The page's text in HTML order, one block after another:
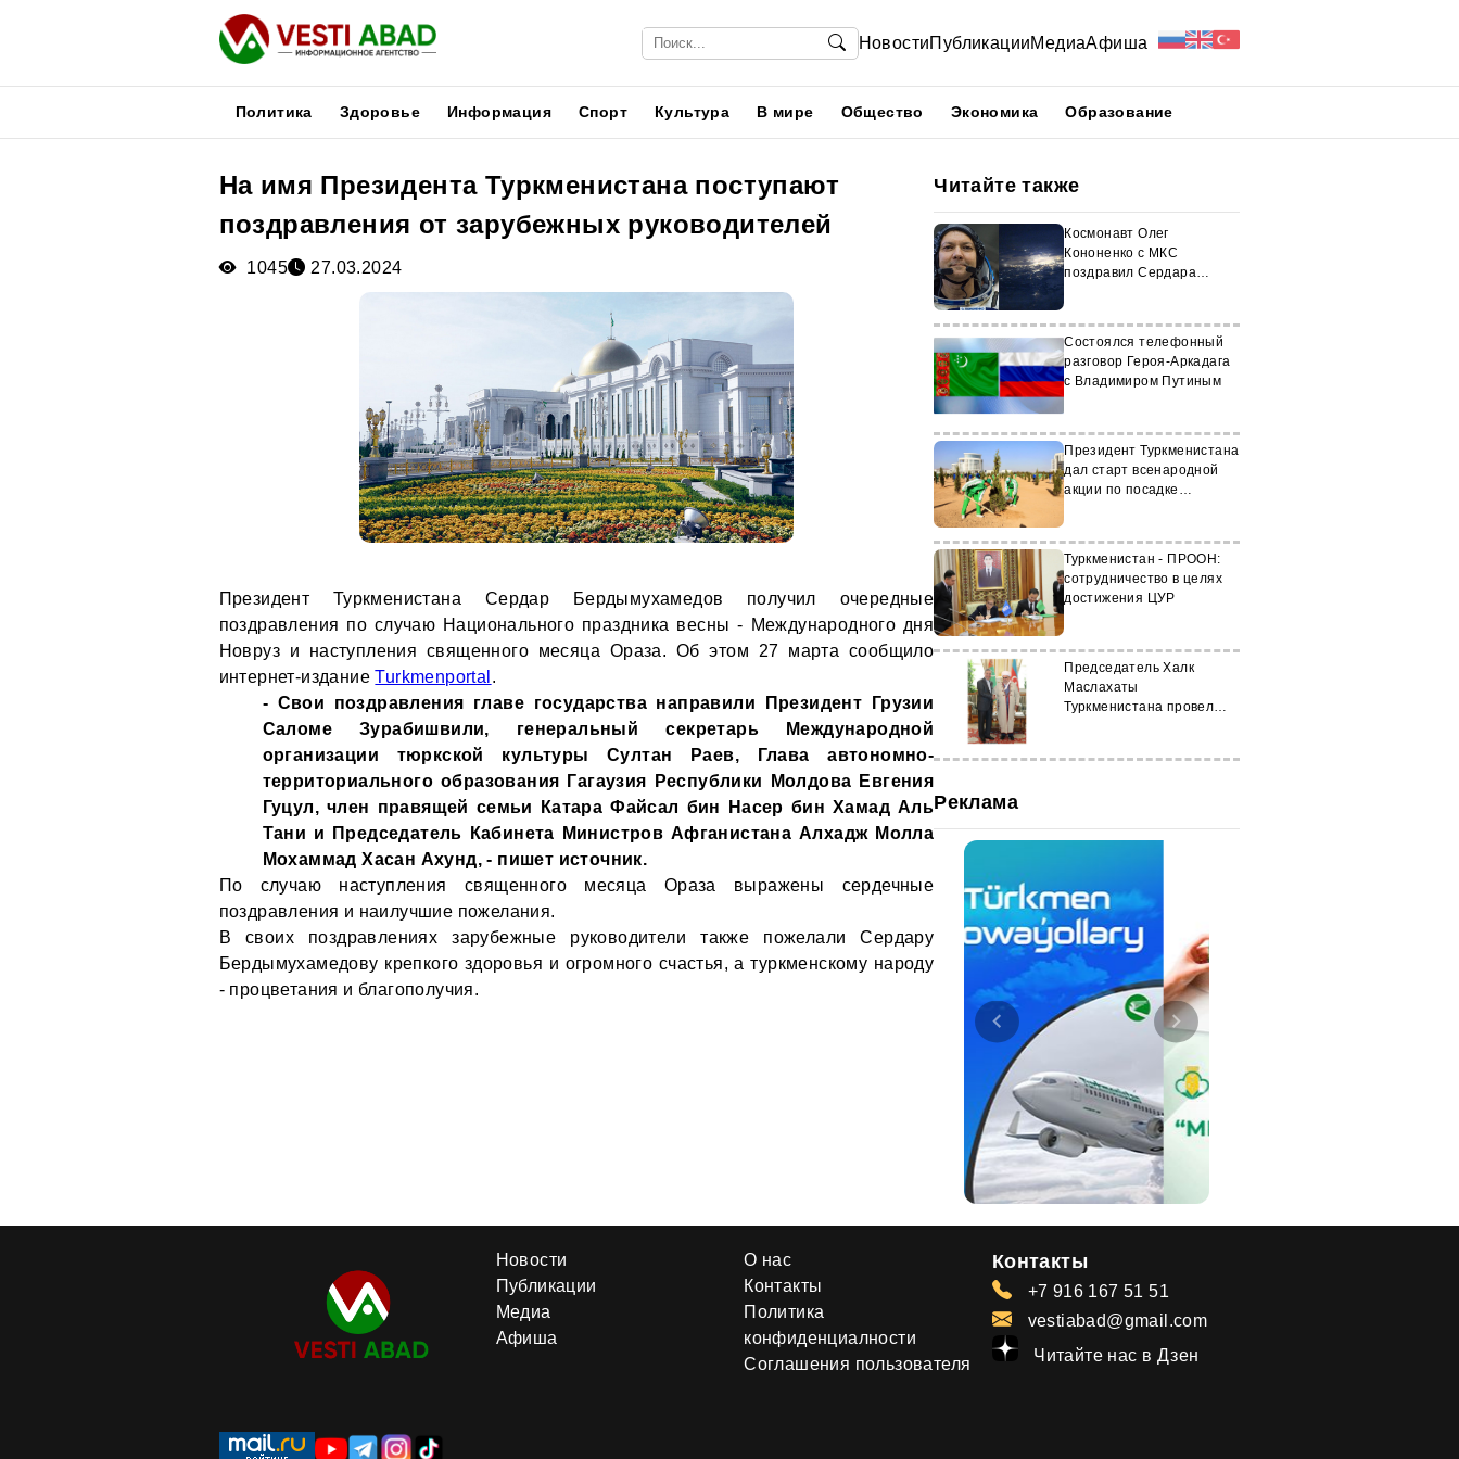
НовостиПубликацииМедиаАфиша
Политика Здоровье Информация Спорт Культура В мире Общество Экономика Образование
На имя Президента Туркменистана поступают
поздравления от зарубежных руководителей
1045 27.03.2024
Президент Туркменистана Сердар Бердымухамедов получил очередные
поздравления по случаю Национального праздника весны - Международного дня
Новруз и наступления священного месяца Ораза. Об этом 27 марта сообщило
интернет-изданиеTurkmenportal .
- Свои поздравления главе государства направили Президент Грузии
Саломе Зурабишвили, генеральный секретарь Международной
организации тюркской культуры Султан Раев, Глава автономно-
территориального образования Гагаузия Республики Молдова Евгения
Гуцул, член правящей семьи Катара Файсал бин Насер бин Хамад Аль
Тани и Председатель Кабинета Министров Афганистана Алхадж Молла
Мохаммад Хасан Ахунд, - пишет источник.
По случаю наступления священного месяца Ораза выражены сердечные
поздравления и наилучшие пожелания.
В своих поздравлениях зарубежные руководители также пожелали Сердару
Бердымухамедову крепкого здоровья и огромного счастья, а туркменскому народу
- процветания и благополучия.
Читайте также
Космонавт Олег
Кононенко с МКС
поздравил Сердара
Состоялся телефонный
разговор Героя-Аркадага
с Владимиром Путиным
Президент Туркменистана
дал старт всенародной
акции по посадке
Туркменистан - ПРООН:
сотрудничество в целях
достижения ЦУР
Председатель Халк
Маслахаты
Туркменистана провел
Кавказа
Реклама
Новости
Публикации
Медиа
Афиша
О нас
Контакты
Политика
конфиденциалности
Соглашения пользователя
Контакты
+7 916 167 51 51
vestiabad@gmail.com
Читайте нас в Дзен